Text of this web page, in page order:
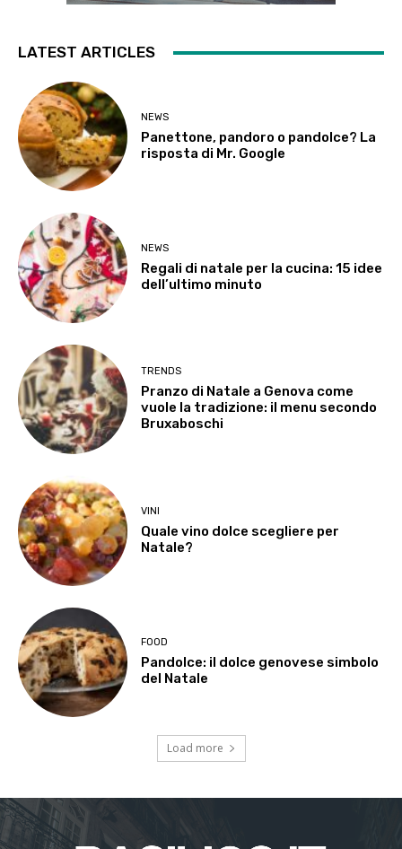
LATEST ARTICLES
NEWS
Panettone, pandoro o pandolce? La
risposta di Mr. Google
NEWS
Regali di natale per la cucina: 15 idee
dell’ultimo minuto
TRENDS
Pranzo di Natale a Genova come
vuole la tradizione: il menu secondo
Bruxaboschi
VINI
Quale vino dolce scegliere per
Natale?
FOOD
Pandolce: il dolce genovese simbolo
del Natale
Load more